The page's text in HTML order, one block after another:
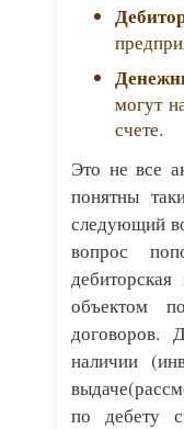
могут
счете.
Это не все
понятны
следующий
вопрос
объектом
договоров.
наличии
по дебету